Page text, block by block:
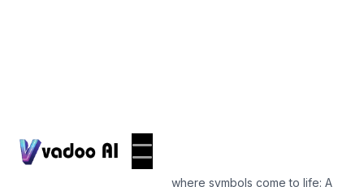
free icon
"Imagine a whimsical world where symbols come to life: A